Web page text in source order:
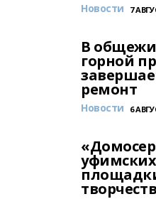
Новости 7
В
горной
ремонт
Новости 6